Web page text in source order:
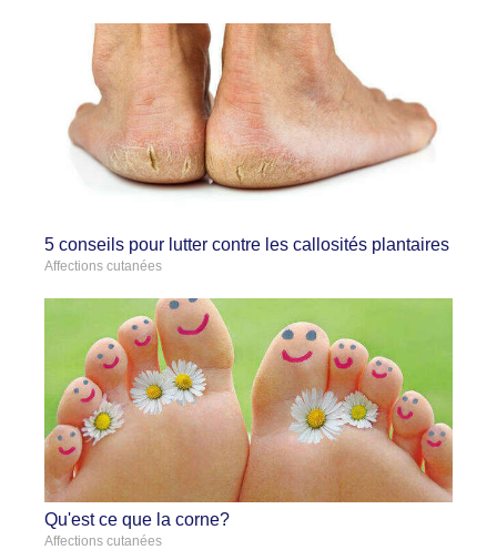
5 conseils pour lutter contre les callosités plantaires
Affections cutanées
Qu'est ce que la corne?
Affections cutanées